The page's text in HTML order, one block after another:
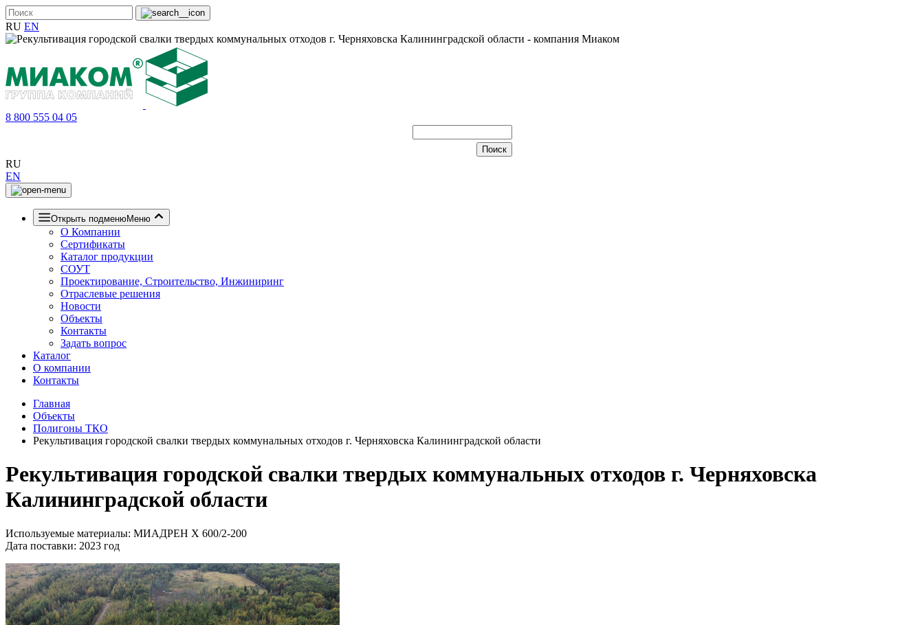
RU EN
8 800 555 04 05
RU
EN
Открыть подменюМеню
О Компании
Сертификаты
Каталог продукции
СОУТ
Проектирование, Строительство, Инжиниринг
Отраслевые решения
Новости
Объекты
Контакты
Задать вопрос
Каталог
О компании
Контакты
Главная
Объекты
Полигоны ТКО
Рекультивация городской свалки твердых коммунальных отходов г. Черняховска Калининградской области
Рекультивация городской свалки твердых коммунальных отходов г. Черняховска
Калининградской области
Используемые материалы: МИАДРЕН Х 600/2-200
Дата поставки: 2023 год